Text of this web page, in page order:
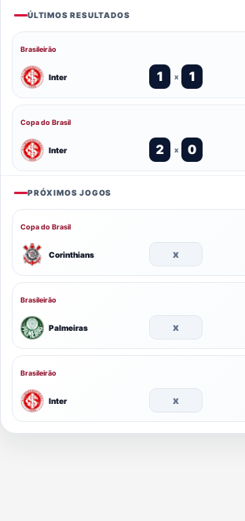
ÚLTIMOS RESULTADOS
Brasileirão
Inter 1 x 1
Copa do Brasil
Inter 2 x 0
PRÓXIMOS JOGOS
Copa do Brasil
Corinthians x
Brasileirão
Palmeiras x
Brasileirão
Inter x